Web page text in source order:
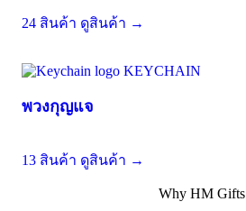
24 สินค้า ดูสินค้า →
KEYCHAIN
พวงกุญแจ
13 สินค้า ดูสินค้า →
Why HM Gifts